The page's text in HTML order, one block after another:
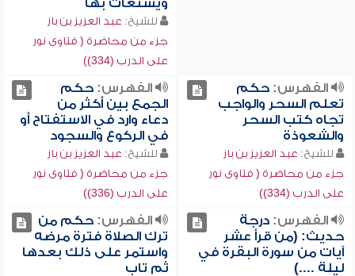
ويستغاث بها
للشيخ: عبد العزيز بن باز
جزء من محاضرة ( فتاوى نور
على الدرب (334))
الفهرس:حكم
تعلم السحر والواجب
تجاه كتب السحر
والشعوذة
للشيخ: عبد العزيز بن باز
جزء من محاضرة ( فتاوى نور
على الدرب (334))
الفهرس:حكم
الجمع بين أكثر من
دعاء وارد في الاستفتاح أو
في الركوع والسجود
للشيخ: عبد العزيز بن باز
جزء من محاضرة ( فتاوى نور
على الدرب (336))
الفهرس:درجة
حديث: (من قرأ عشر
آيات من سورة البقرة في
ليلة ....)
الفهرس:حكم من
ترك الصلاة فترة مرضه
واستمر على ذلك بعدها
ثم تاب